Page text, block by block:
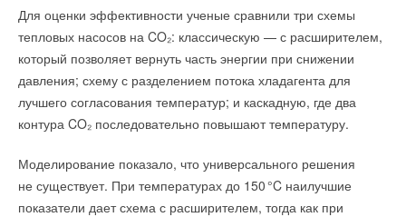
Для оценки эффективности ученые сравнили три схемы
тепловых насосов на CO₂: классическую — с расширителем,
который позволяет вернуть часть энергии при снижении
давления; схему с разделением потока хладагента для
лучшего согласования температур; и каскадную, где два
контура CO₂ последовательно повышают температуру.
Моделирование показало, что универсального решения
не существует. При температурах до 150°C наилучшие
показатели дает схема с расширителем, тогда как при
того, чтобы гасить вибрации, система будет трястись еще
сильнее.
Так ученые ПНИПУ пришли к созданию методики, которая
позволяет проектировать оптимальные перегородки
в водородных трубах. Сначала они создали модель участка
запустили виртуальный эксперимент и задали необходимое
давление, как в реальном трубопроводе.
Добавить комментарий
Ваше имя *
Текст комментария
Ваш E-mail *